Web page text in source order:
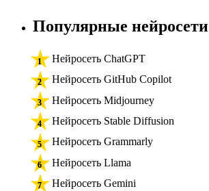
Популярные нейросети
Нейросеть ChatGPT
Нейросеть GitHub Copilot
Нейросеть Midjourney
Нейросеть Stable Diffusion
Нейросеть Grammarly
Нейросеть Llama
Нейросеть Gemini